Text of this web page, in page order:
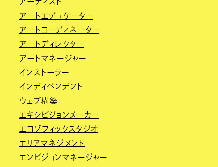
アーティスト
アートエデュケーター
アートコーディネーター
アートディレクター
アートマネージャー
インストーラー
インディペンデント
ウェブ構築
エキシビジョンメーカー
エコゾフィックスタジオ
エリアマネジメント
エンビジョンマネージャー